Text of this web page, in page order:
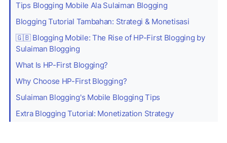
Tips Blogging Mobile Ala Sulaiman Blogging
Blogging Tutorial Tambahan: Strategi & Monetisasi
🇬🇧 Blogging Mobile: The Rise of HP-First Blogging by
Sulaiman Blogging
What Is HP-First Blogging?
Why Choose HP-First Blogging?
Sulaiman Blogging's Mobile Blogging Tips
Extra Blogging Tutorial: Monetization Strategy